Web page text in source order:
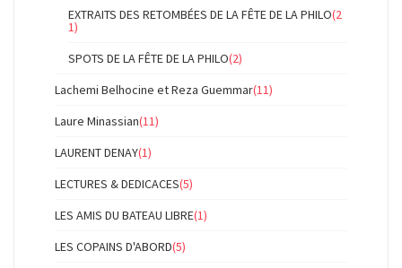
EXTRAITS DES RETOMBÉES DE LA FÊTE DE LA PHILO(2
1)
SPOTS DE LA FÊTE DE LA PHILO(2)
Lachemi Belhocine et Reza Guemmar(11)
Laure Minassian(11)
LAURENT DENAY(1)
LECTURES & DEDICACES(5)
LES AMIS DU BATEAU LIBRE(1)
LES COPAINS D'ABORD(5)